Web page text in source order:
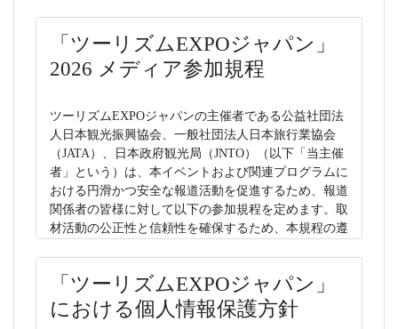
「ツーリズムEXPOジャパン」
2026 メディア参加規程
ツーリズムEXPOジャパンの主催者である公益社団法
人日本観光振興協会、一般社団法人日本旅行業協会
（JATA）、日本政府観光局（JNTO）（以下「当主催
者」という）は、本イベントおよび関連プログラムに
おける円滑かつ安全な報道活動を促進するため、報道
関係者の皆様に対して以下の参加規程を定めます。取
材活動の公正性と信頼性を確保するため、本規程の遵
【メディア登録対象者】
以下のいずれかに該当するメディア関係者を対象とし
ます。
「ツーリズムEXPOジャパン」
における個人情報保護方針